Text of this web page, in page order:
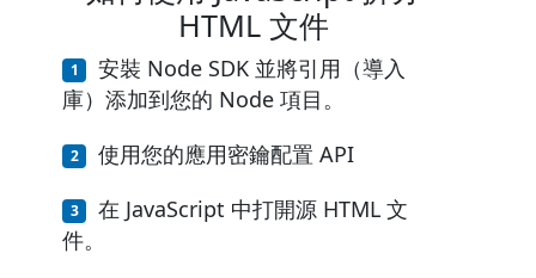
HTML 文件
安裝 Node SDK 並將引用（導入
庫）添加到您的 Node 項目。
使用您的應用密鑰配置 API
在 JavaScript 中打開源 HTML 文
件。